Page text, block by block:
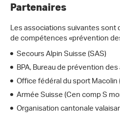
Partenaires
Les associations suivantes
de compétences «prévention
Secours Alpin Suisse (SAS)
BPA, Bureau de prévention
Office fédéral du sport Macolin
Armée Suisse (Cen comp S
Organisation cantonale